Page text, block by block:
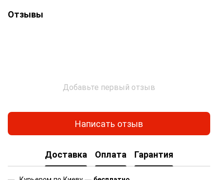
Отзывы
Добавьте первый отзыв
Написать отзыв
Доставка Оплата Гарантия